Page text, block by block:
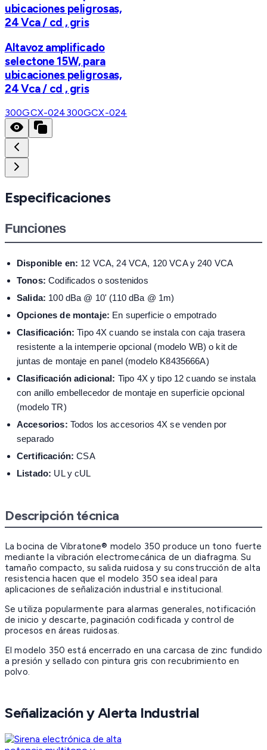
ubicaciones peligrosas,
24 Vca / cd , gris
Altavoz amplificado
selectone 15W, para
ubicaciones peligrosas,
24 Vca / cd , gris
300GCX-024300GCX-024
Especificaciones
Funciones
Disponible en: 12 VCA, 24 VCA, 120 VCA y 240 VCA
Tonos: Codificados o sostenidos
Salida: 100 dBa @ 10' (110 dBa @ 1m)
Opciones de montaje: En superficie o empotrado
Clasificación: Tipo 4X cuando se instala con caja trasera
resistente a la intemperie opcional (modelo WB) o kit de
juntas de montaje en panel (modelo K8435666A)
Clasificación adicional: Tipo 4X y tipo 12 cuando se instala
con anillo embellecedor de montaje en superficie opcional
(modelo TR)
Accesorios: Todos los accesorios 4X se venden por
separado
Certificación: CSA
Listado: UL y cUL
Descripción técnica
La bocina de Vibratone® modelo 350 produce un tono fuerte
mediante la vibración electromecánica de un diafragma. Su
tamaño compacto, su salida ruidosa y su construcción de alta
resistencia hacen que el modelo 350 sea ideal para
aplicaciones de señalización industrial e institucional.
Se utiliza popularmente para alarmas generales, notificación
de inicio y descarte, paginación codificada y control de
procesos en áreas ruidosas.
El modelo 350 está encerrado en una carcasa de zinc fundido
a presión y sellado con pintura gris con recubrimiento en
polvo.
Señalización y Alerta Industrial